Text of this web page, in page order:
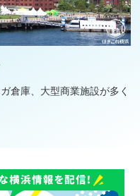
倉庫、大型商業施設が多く